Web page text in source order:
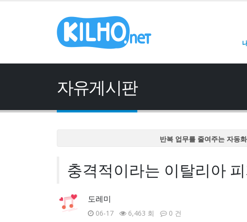
자유게시판
반복 업무를 줄여주는 자동
반복 업무를 줄여주는 자동
반복 업무를 줄여주는 자동
충격적이라는 이탈리아
도레미
06-17 6,463 회 0 건